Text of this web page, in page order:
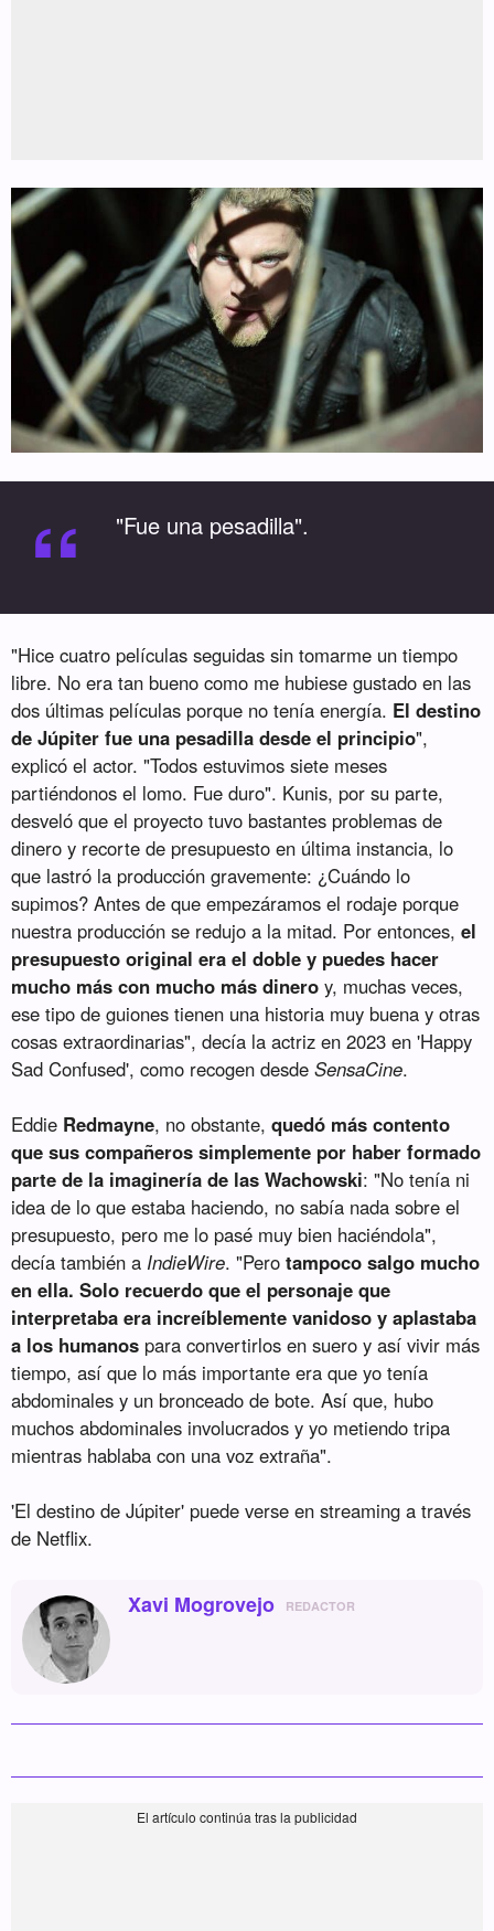
“ "Fue una pesadilla".
"Hice cuatro películas seguidas sin tomarme un tiempo
libre. No era tan bueno como me hubiese gustado en las
dos últimas películas porque no tenía energía. El destino
de Júpiter fue una pesadilla desde el principio",
explicó el actor. "Todos estuvimos siete meses
partiéndonos el lomo. Fue duro". Kunis, por su parte,
desveló que el proyecto tuvo bastantes problemas de
dinero y recorte de presupuesto en última instancia, lo
que lastró la producción gravemente: ¿Cuándo lo
supimos? Antes de que empezáramos el rodaje porque
nuestra producción se redujo a la mitad. Por entonces,el
presupuesto original era el doble y puedes hacer
mucho más con mucho más dinero y, muchas veces,
ese tipo de guiones tienen una historia muy buena y otras
cosas extraordinarias", decía la actriz en 2023 en 'Happy
Sad Confused', como recogen desdeSensaCine.
Eddie Redmayne, no obstante,quedó más contento
que sus compañeros simplemente por haber formado
parte de la imaginería de las Wachowski: "No tenía ni
idea de lo que estaba haciendo, no sabía nada sobre el
presupuesto, pero me lo pasé muy bien haciéndola",
decía también a IndieWire. "Perotampoco salgo mucho
en ella. Solo recuerdo que el personaje que
interpretaba era increíblemente vanidoso y aplastaba
a los humanos para convertirlos en suero y así vivir más
tiempo, así que lo más importante era que yo tenía
abdominales y un bronceado de bote. Así que, hubo
muchos abdominales involucrados y yo metiendo tripa
mientras hablaba con una voz extraña".
'El destino de Júpiter' puede verse en streaming a través
de Netflix.
Xavi Mogrovejo REDACTOR